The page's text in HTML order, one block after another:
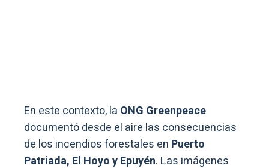
En este contexto, la ONG Greenpeace
documentó desde el aire las consecuencias
de los incendios forestales en Puerto
Patriada, El Hoyo y Epuyén. Las imágenes